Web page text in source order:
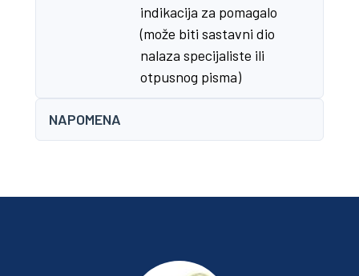
indikacija za pomagalo
(može biti sastavni dio
nalaza specijaliste ili
otpusnog pisma)
NAPOMENA